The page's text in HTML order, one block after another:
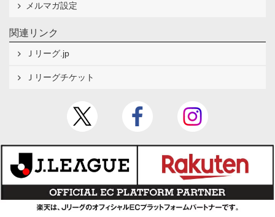
メルマガ設定
関連リンク
Ｊリーグ.jp
Ｊリーグチケット